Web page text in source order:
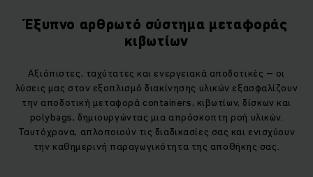
Έξυπνο αρθρωτό σύστημα μεταφοράς
κιβωτίων
Αξιόπιστες, ταχύτατες και ενεργειακά αποδοτικές – οι
λύσεις μας στον εξοπλισμό διακίνησης υλικών εξασφαλίζουν
την αποδοτική μεταφορά containers, κιβωτίων, δίσκων και
polybags, δημιουργώντας μια απρόσκοπτη ροή υλικών.
Ταυτόχρονα, απλοποιούν τις διαδικασίες σας και ενισχύουν
την καθημερινή παραγωγικότητα της αποθήκης σας.